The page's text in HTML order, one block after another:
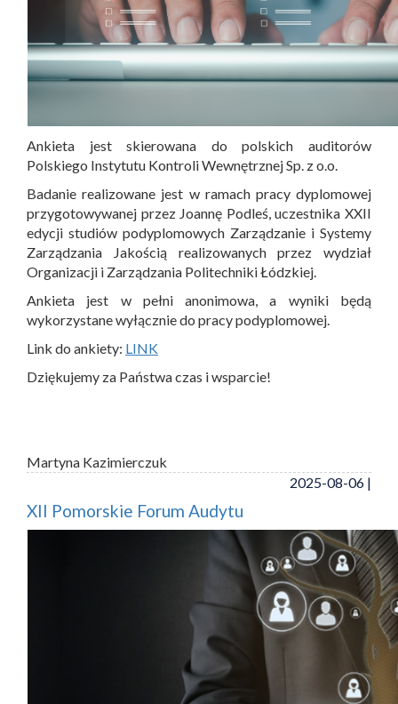
Ankieta jest skierowana do polskich auditorów
Polskiego Instytutu Kontroli Wewnętrznej Sp. z o.o.
Badanie realizowane jest w ramach pracy dyplomowej
przygotowywanej przez Joannę Podleś, uczestnika XXII
edycji studiów podyplomowych Zarządzanie i Systemy
Zarządzania Jakością realizowanych przez wydział
Organizacji i Zarządzania Politechniki Łódzkiej.
Ankieta jest w pełni anonimowa, a wyniki będą
wykorzystane wyłącznie do pracy podyplomowej.
Link do ankiety: LINK
Dziękujemy za Państwa czas i wsparcie!
Martyna Kazimierczuk
2025-08-06 |
XII Pomorskie Forum Audytu